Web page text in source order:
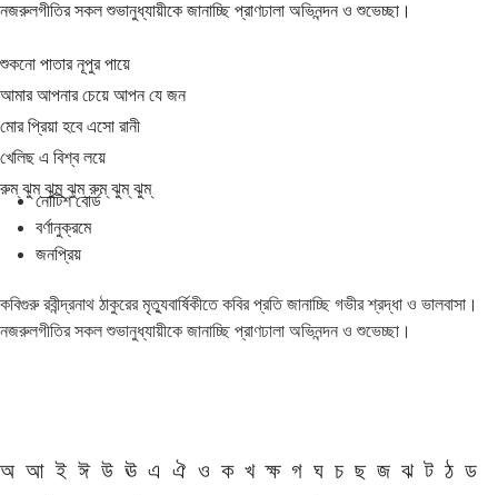
নজরুলগীতির সকল শুভানুধ্যায়ীকে জানাচ্ছি প্রাণঢালা অভিনন্দন ও শুভেচ্ছা।
শুকনো পাতার নূপুর পায়ে
আমার আপনার চেয়ে আপন যে জন
মোর প্রিয়া হবে এসো রানী
খেলিছ এ বিশ্ব লয়ে
রুম্ ঝুম্ ঝুম্ ঝুম্ রুম্ ঝুম্ ঝুম্
নোটিশ বোর্ড
বর্ণানুক্রমে
জনপ্রিয়
কবিগুরু রবীন্দ্রনাথ ঠাকুরের মৃত্যুবার্ষিকীতে কবির প্রতি জানাচ্ছি গভীর শ্রদ্ধা ও ভালবাসা।
নজরুলগীতির সকল শুভানুধ্যায়ীকে জানাচ্ছি প্রাণঢালা অভিনন্দন ও শুভেচ্ছা।
অ আ ই ঈ উ ঊ এ ঐ ও ক খ ক্ষ গ ঘ চ ছ জ ঝ ট ঠ ড